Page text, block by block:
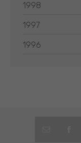
1998
1997
1996